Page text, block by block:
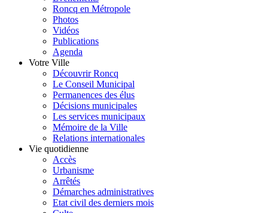
Roncq en Métropole
Photos
Vidéos
Publications
Agenda
Votre Ville
Découvrir Roncq
Le Conseil Municipal
Permanences des élus
Décisions municipales
Les services municipaux
Mémoire de la Ville
Relations internationales
Vie quotidienne
Accès
Urbanisme
Arrêtés
Démarches administratives
Etat civil des derniers mois